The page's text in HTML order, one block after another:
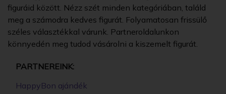
figuráid között. Nézz szét minden kategóriában, találd
meg a számodra kedves figurát. Folyamatosan frissülő
széles választékkal várunk. Partneroldalunkon
könnyedén meg tudod vásárolni a kiszemelt figurát.
PARTNEREINK:
HappyBon ajándék